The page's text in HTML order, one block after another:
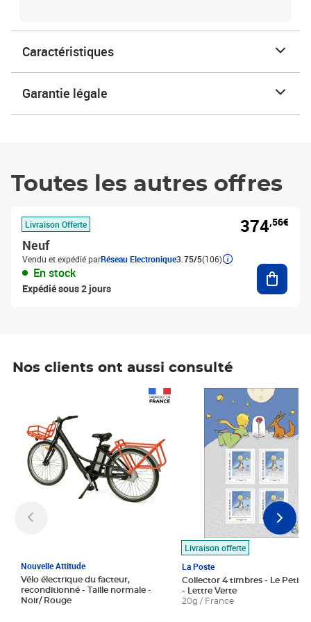
Caractéristiques
Garantie légale
Toutes les autres offres
Livraison Offerte
Neuf
Vendu et expédié parRéseau Electronique3.75/5(106)
En stock
Expédié sous 2 jours
374,56€
Nos clients ont aussi consulté
Nouvelle Attitude
Vélo électrique du facteur,
reconditionné - Taille normale -
Noir/ Rouge
Livraison offerte
La Poste
Collector 4 timbres - Le Petit
- Lettre Verte
20g / France
Prix 7,50€